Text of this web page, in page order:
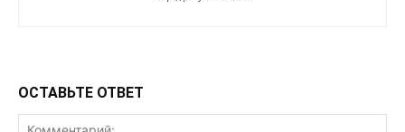
ОСТАВЬТЕ ОТВЕТ